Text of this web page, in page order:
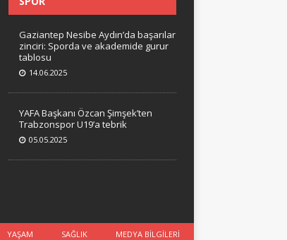
Gaziantep Nesibe Aydın’da başarılar
zinciri: Sporda ve akademide gurur
tablosu
14.06.2025
YAFA Başkanı Özcan Şimşek’ten
Trabzonspor U19’a tebrik
05.05.2025
YAŞAM SAĞLIK MEDYA BİLGİLERİ